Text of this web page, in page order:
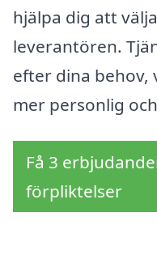
hjälpa dig att
leverantören.
efter dina behov,
mer personlig
Få 3
förpliktelser